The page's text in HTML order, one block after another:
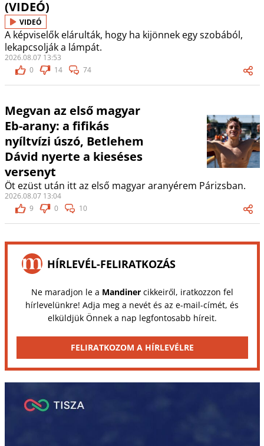
(VIDEÓ)
VIDEÓ
A képviselők elárulták, hogy ha kijönnek egy szobából,
lekapcsolják a lámpát.
2026.08.07 13:53
0
14 74
Megvan az első magyar
Eb-arany: a fifikás
nyíltvízi úszó, Betlehem
Dávid nyerte a kieséses
versenyt
Öt ezüst után itt az első magyar aranyérem Párizsban.
2026.08.07 13:04
9
0 10
HÍRLEVÉL-FELIRATKOZÁS
Ne maradjon le a Mandinercikkeiről, iratkozzon fel
hírlevelünkre! Adja meg a nevét és az e-mail-címét, és
elküldjük Önnek a nap legfontosabb híreit.
FELIRATKOZOM A HÍRLEVÉLRE